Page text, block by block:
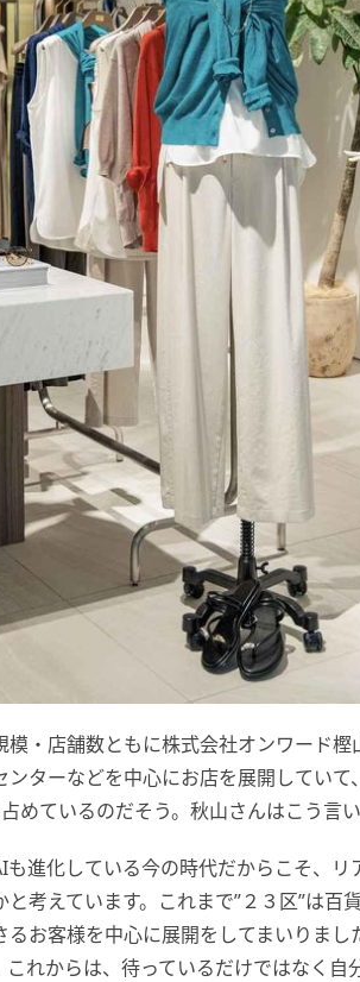
模・店舗数ともに株式会社オンワード
ターなどを中心にお店を展開していて
めているのだそう。秋山さんはこう言い
も進化している今の時代だからこそ、
考えています。これまで”２３区”は百
るお客様を中心に展開をしてまいりま
これからは、待っているだけではなく